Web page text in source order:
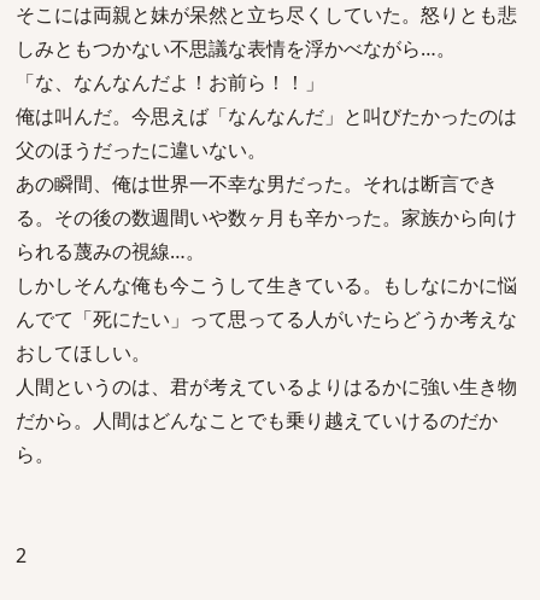
そこには両親と妹が呆然と立ち尽くしていた。怒りとも悲
しみともつかない不思議な表情を浮かべながら…。
「な、なんなんだよ！お前ら！！」
俺は叫んだ。今思えば「なんなんだ」と叫びたかったのは
父のほうだったに違いない。
あの瞬間、俺は世界一不幸な男だった。それは断言でき
る。その後の数週間いや数ヶ月も辛かった。家族から向け
られる蔑みの視線…。
しかしそんな俺も今こうして生きている。もしなにかに悩
んでて「死にたい」って思ってる人がいたらどうか考えな
おしてほしい。
人間というのは、君が考えているよりはるかに強い生き物
だから。人間はどんなことでも乗り越えていけるのだか
ら。
2